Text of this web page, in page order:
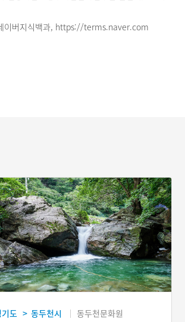
이버지식백과, https://terms.naver.com
도 > 동두천시 동두천문화원